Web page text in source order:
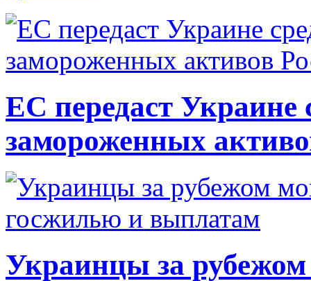
ЕС передаст Украине
замороженных
Украинцы за рубежом